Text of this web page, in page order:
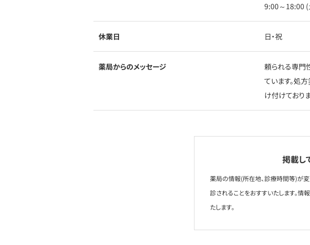
9:00～18:00 (
休業日 日・祝
薬局からのメッセージ
頼られる専門
ています。処
け付けており
掲載し
薬局の情報(所在地、診療時間等)が
診されることをおすすいたします。
たします。